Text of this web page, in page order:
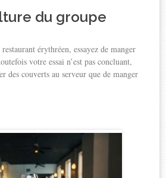
du groupe
érythréen, essayez de manger
votre essai n’est pas concluant,
des couverts au serveur que de manger